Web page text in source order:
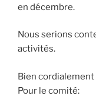
en décembre.
Nous serions
activités.
Bien cordialement
Pour le comité: